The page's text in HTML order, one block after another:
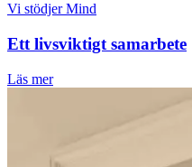
Vi stödjer Mind
Ett livsviktigt samarbete
Läs mer